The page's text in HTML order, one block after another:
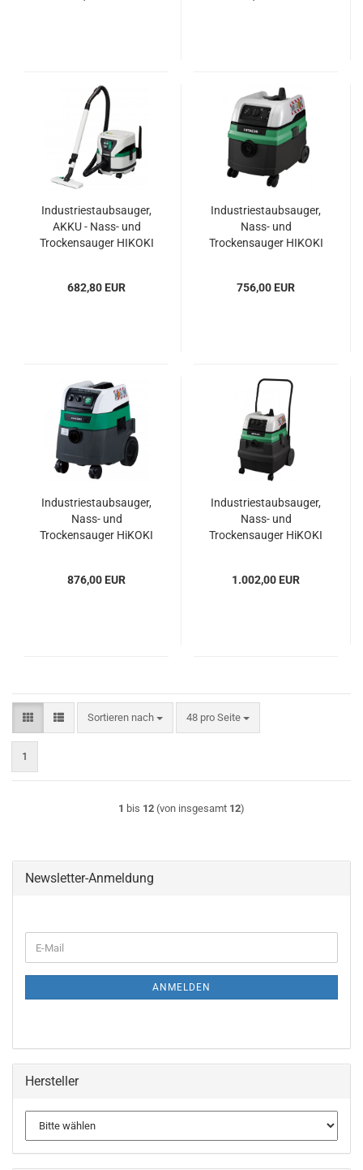
Industriestaubsauger,
AKKU - Nass- und
Trockensauger HIKOKI
682,80 EUR
Industriestaubsauger,
Nass- und
Trockensauger HIKOKI
756,00 EUR
Industriestaubsauger,
Nass- und
Trockensauger HiKOKI
876,00 EUR
Industriestaubsauger,
Nass- und
Trockensauger HiKOKI
1.002,00 EUR
Sortieren nach
Sortieren nach 48 pro Seite
pro Seite
1
1 bis 12 (von insgesamt 12)
Newsletter-Anmeldung
ZUR
E-
Mail
ANMELDEN
Hersteller